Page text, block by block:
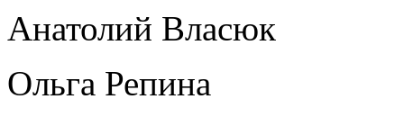
Анатолий Власюк
Ольга Репина